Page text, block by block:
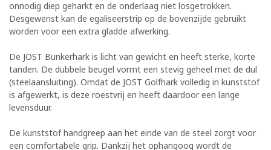
onnodig diep geharkt en de onderlaag niet losgetrokken.
Desgewenst kan de egaliseerstrip op de bovenzijde gebruikt
worden voor een extra gladde afwerking.
De JOST Bunkerhark is licht van gewicht en heeft sterke, korte
tanden. De dubbele beugel vormt een stevig geheel met de dul
(steelaansluiting). Omdat de JOST Golfhark volledig in kunststof
is afgewerkt, is deze roestvrij en heeft daardoor een lange
levensduur.
De kunststof handgreep aan het einde van de steel zorgt voor
een comfortabele grip. Dankzij het ophangoog wordt de